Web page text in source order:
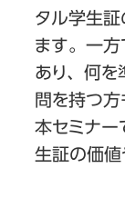
タル学生
ます。一方
あり、何を
問を持つ方
本セミナー
生証の価値